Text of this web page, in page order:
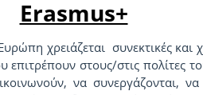
Erasmus+
χρειάζεται συνεκτικές και
επιτρέπουν στους/στις πολίτες
να συνεργάζονται,